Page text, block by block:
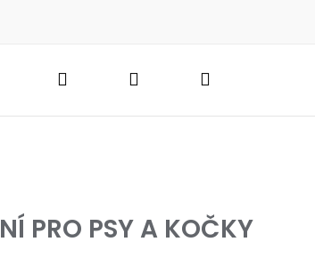
Hledat PřihlášeníNákupní
PRO PSY A KOČKY